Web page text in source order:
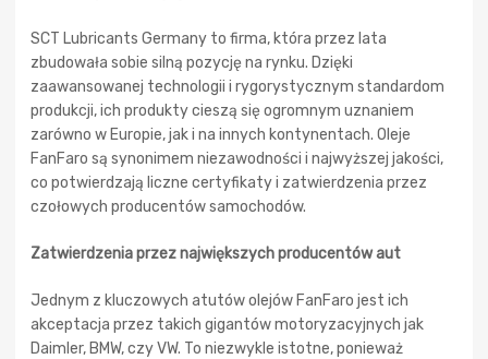
SCT Lubricants Germany to firma, która przez lata
zbudowała sobie silną pozycję na rynku. Dzięki
zaawansowanej technologii i rygorystycznym standardom
produkcji, ich produkty cieszą się ogromnym uznaniem
zarówno w Europie, jak i na innych kontynentach. Oleje
FanFaro są synonimem niezawodności i najwyższej jakości,
co potwierdzają liczne certyfikaty i zatwierdzenia przez
czołowych producentów samochodów.
Zatwierdzenia przez największych producentów aut
Jednym z kluczowych atutów olejów FanFaro jest ich
akceptacja przez takich gigantów motoryzacyjnych jak
Daimler, BMW, czy VW. To niezwykle istotne, ponieważ